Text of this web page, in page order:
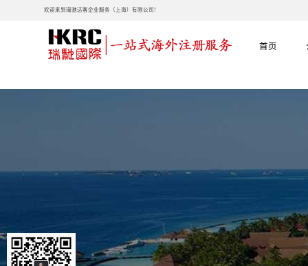
欢迎来到瑞驰达客企业服务（上海）有限公司!
首页